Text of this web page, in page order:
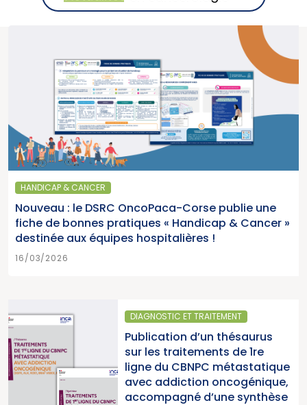
HANDICAP & CANCER
Nouveau : le DSRC OncoPaca-Corse publie une
fiche de bonnes pratiques « Handicap & Cancer »
destinée aux équipes hospitalières !
16/03/2026
DIAGNOSTIC ET TRAITEMENT
Publication d’un thésaurus
sur les traitements de 1re
ligne du CBNPC métastatique
avec addiction oncogénique,
accompagné d’une synthèse